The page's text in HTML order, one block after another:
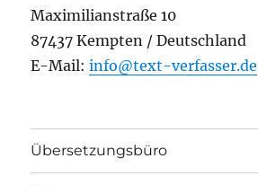
Maximilianstraße 10
87437 Kempten / Deutschland
E-Mail:info@text-verfasser.de
Übersetzungsbüro